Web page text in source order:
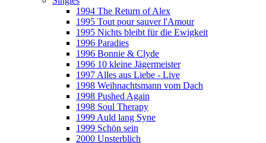
1994 The Return of Alex
1995 Tout pour sauver l'Amour
1995 Nichts bleibt für die Ewigkeit
1996 Paradies
1996 Bonnie & Clyde
1996 10 kleine Jägermeister
1997 Alles aus Liebe - Live
1998 Weihnachtsmann vom Dach
1998 Pushed Again
1998 Soul Therapy
1999 Auld lang Syne
1999 Schön sein
2000 Unsterblich